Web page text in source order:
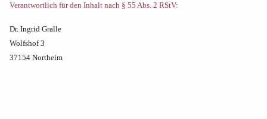
Verantwortlich für den Inhalt nach § 55 Abs. 2 RStV:
Dr. Ingrid Gralle
Wolfshof 3
37154 Northeim